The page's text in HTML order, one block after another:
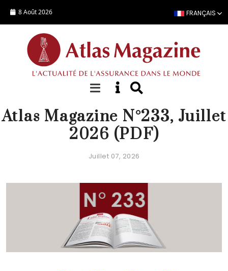
8 Août 2026 FRANÇAIS
EDITORIAL
Atlas Magazine N°233, Juillet
2026 (PDF)
Juillet 07, 2026